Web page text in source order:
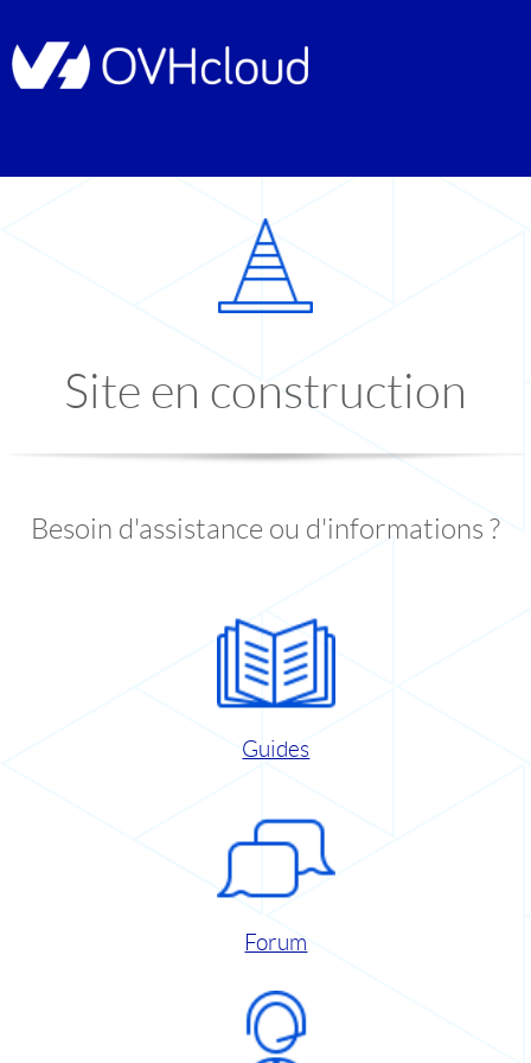
Site en construction
Besoin d'assistance ou d'informations ?
Guides
Forum